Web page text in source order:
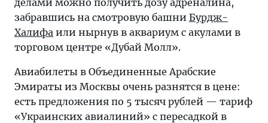
делами можно получить дозу адреналина,
забравшись на смотровую башни Бурдж-
Халифа или нырнув в аквариум с акулами в
торговом центре «Дубай Молл».
Авиабилеты в Объединенные Арабские
Эмираты из Москвы очень разнятся в цене:
есть предложения по 5 тысяч рублей — тариф
«Украинских авиалиний» с пересадкой в